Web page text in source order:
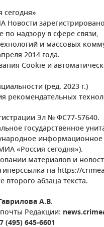
Новости
по надзору в сфере связи,
и массовых
2014 года.
Cookie и
(ред. 2023 г.)
рекомендательных
Эл № ФС77-57640.
государственное
информационное
«Россия сегодня»).
материалов и
на https://
второго абзаца текста.
А.В.
Редакции:
7 (495) 645-6601